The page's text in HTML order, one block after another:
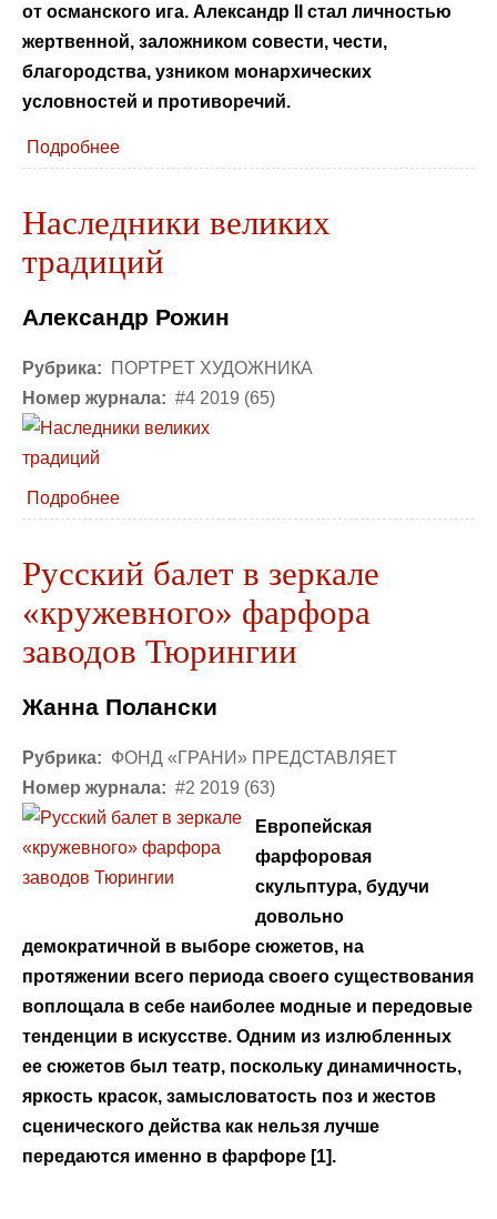
от османского ига. Александр II стал личностью
жертвенной, заложником совести, чести,
благородства, узником монархических
условностей и противоречий.
Подробнее
Наследники великих
традиций
Александр Рожин
Рубрика:
ПОРТРЕТ ХУДОЖНИКА
Номер журнала: #4 2019 (65)
Подробнее
Русский балет в зеркале
«кружевного» фарфора
заводов Тюрингии
Жанна Полански
Рубрика: ФОНД «ГРАНИ» ПРЕДСТАВЛЯЕТ
Номер журнала: #2 2019 (63)
Европейская
фарфоровая
скульптура, будучи
довольно
демократичной в выборе сюжетов, на
протяжении всего периода своего существования
воплощала в себе наиболее модные и передовые
тенденции в искусстве. Одним из излюбленных
ее сюжетов был театр, поскольку динамичность,
яркость красок, замысловатость поз и жестов
сценического действа как нельзя лучше
передаются именно в фарфоре [1].